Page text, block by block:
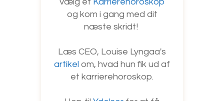
og kom i gang med dit
næste skridt!
Læs CEO, Louise Lyngaa's
artikel om, hvad hun fik ud af
et karrierehoroskop.